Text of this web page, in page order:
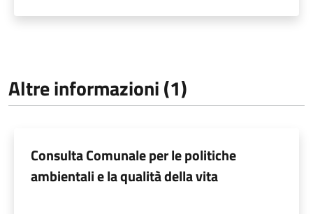
Altre informazioni (1)
Consulta Comunale per le politiche
ambientali e la qualità della vita